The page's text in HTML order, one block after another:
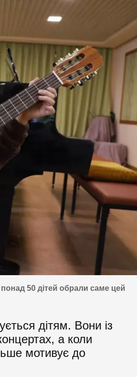
50 дітей обрали саме цей
дітям. Вони із
а коли
мотивує до